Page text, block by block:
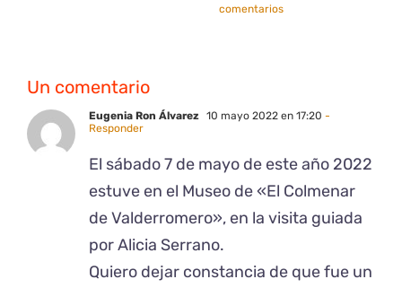
comentarios
Un comentario
Eugenia Ron Álvarez 10 mayo 2022 en 17:20 -
Responder
El sábado 7 de mayo de este año 2022
estuve en el Museo de «El Colmenar
de Valderromero», en la visita guiada
por Alicia Serrano.
Quiero dejar constancia de que fue un